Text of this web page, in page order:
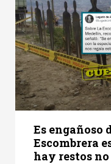
Es engañoso
Escombrera
hay restos